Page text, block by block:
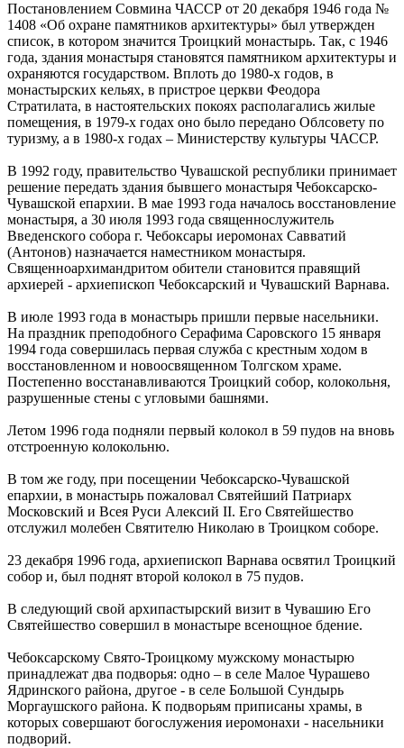
Постановлением Совмина ЧАССР от 20 декабря 1946 года №
1408 «Об охране памятников архитектуры» был утвержден
список, в котором значится Троицкий монастырь. Так, с 1946
года, здания монастыря становятся памятником архитектуры и
охраняются государством. Вплоть до 1980-х годов, в
монастырских кельях, в пристрое церкви Феодора
Стратилата, в настоятельских покоях располагались жилые
помещения, в 1979-х годах оно было передано Облсовету по
туризму, а в 1980-х годах – Министерству культуры ЧАССР.
В 1992 году, правительство Чувашской республики принимает
решение передать здания бывшего монастыря Чебоксарско-
Чувашской епархии. В мае 1993 года началось восстановление
монастыря, а 30 июля 1993 года священнослужитель
Введенского собора г. Чебоксары иеромонах Савватий
(Антонов) назначается наместником монастыря.
Священноархимандритом обители становится правящий
архиерей - архиепископ Чебоксарский и Чувашский Варнава.
В июле 1993 года в монастырь пришли первые насельники.
На праздник преподобного Серафима Саровского 15 января
1994 года совершилась первая служба с крестным ходом в
восстановленном и новоосвященном Толгском храме.
Постепенно восстанавливаются Троицкий собор, колокольня,
разрушенные стены с угловыми башнями.
Летом 1996 года подняли первый колокол в 59 пудов на вновь
отстроенную колокольню.
В том же году, при посещении Чебоксарско-Чувашской
епархии, в монастырь пожаловал Святейший Патриарх
Московский и Всея Руси Алексий II. Его Святейшество
отслужил молебен Святителю Николаю в Троицком соборе.
23 декабря 1996 года, архиепископ Варнава освятил Троицкий
собор и, был поднят второй колокол в 75 пудов.
В следующий свой архипастырский визит в Чувашию Его
Святейшество совершил в монастыре всенощное бдение.
Чебоксарскому Свято-Троицкому мужскому монастырю
принадлежат два подворья: одно – в селе Малое Чурашево
Ядринского района, другое - в селе Большой Сундырь
Моргаушского района. К подворьям приписаны храмы, в
которых совершают богослужения иеромонахи - насельники
подворий.